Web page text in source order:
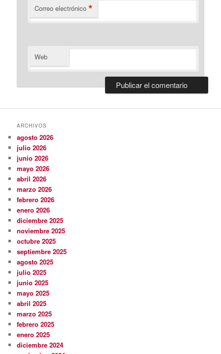
Correo electrónico *
Web
ARCHIVOS
agosto 2026
julio 2026
junio 2026
mayo 2026
abril 2026
marzo 2026
febrero 2026
enero 2026
diciembre 2025
noviembre 2025
octubre 2025
septiembre 2025
agosto 2025
julio 2025
junio 2025
mayo 2025
abril 2025
marzo 2025
febrero 2025
enero 2025
diciembre 2024